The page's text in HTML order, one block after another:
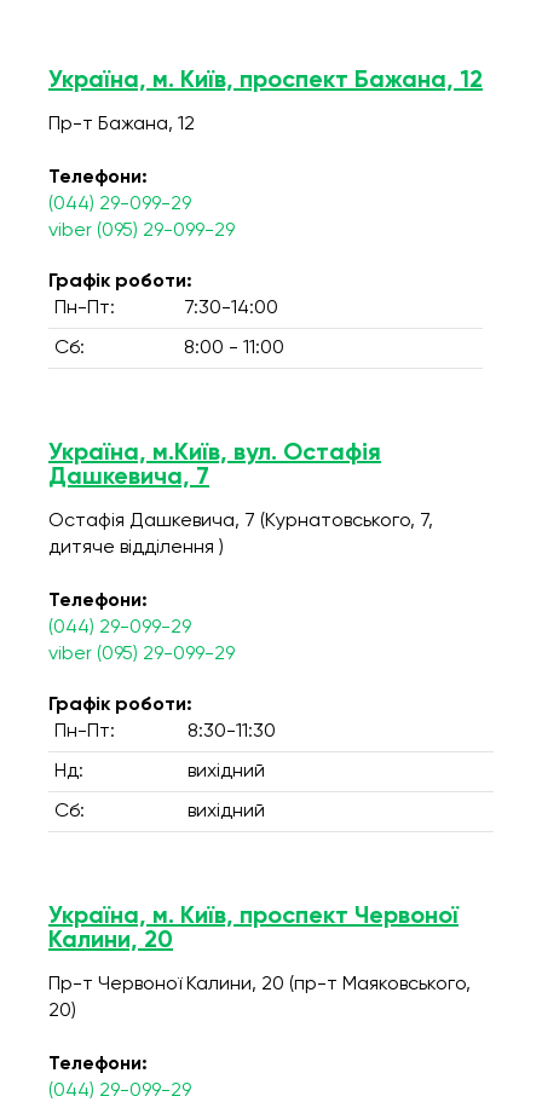
Україна, м. Київ, проспект Бажана, 12
Пр-т Бажана, 12
Телефони:
(044) 29-099-29
viber (095) 29-099-29
Графік роботи:
Пн-Пт:
7:30-14:00
Сб: 8:00 - 11:00
Україна, м.Київ, вул. Остафія
Дашкевича, 7
Остафія Дашкевича, 7 (Курнатовського, 7,
дитяче відділення )
Телефони:
(044) 29-099-29
viber (095) 29-099-29
Графік роботи:
Пн-Пт:
8:30-11:30
Нд: вихідний
Сб: вихідний
Україна, м. Київ, проспект Червоної
Калини, 20
Пр-т Червоної Калини, 20 (пр-т Маяковського,
20)
Телефони:
(044) 29-099-29